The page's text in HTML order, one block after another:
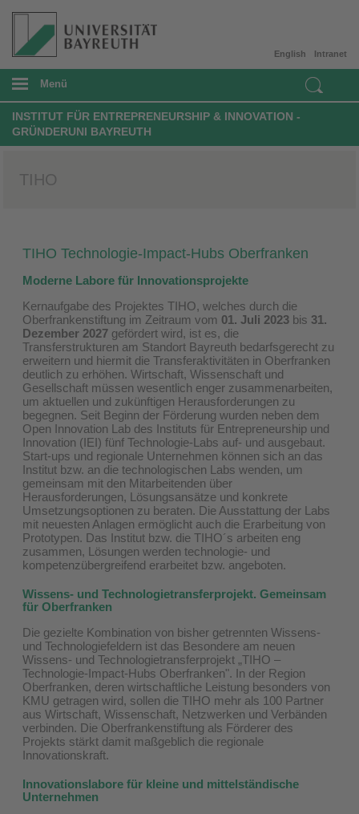
Intranet
English
Menü
INSTITUT FÜR ENTREPRENEURSHIP & INNOVATION -
GRÜNDERUNI BAYREUTH
TIHO
TIHO Technologie-Impact-Hubs Oberfranken
Moderne Labore für Innovationsprojekte
Kernaufgabe des Projektes TIHO, welches durch die
Oberfrankenstiftung im Zeitraum vom 01. Juli 2023 bis 31.
Dezember 2027 gefördert wird, ist es, die
Transferstrukturen am Standort Bayreuth bedarfsgerecht zu
erweitern und hiermit die Transferaktivitäten in Oberfranken
deutlich zu erhöhen. Wirtschaft, Wissenschaft und
Gesellschaft müssen wesentlich enger zusammenarbeiten,
um aktuellen und zukünftigen Herausforderungen zu
begegnen. Seit Beginn der Förderung wurden neben dem
Open Innovation Lab des Instituts für Entrepreneurship und
Innovation (IEI) fünf Technologie-Labs auf- und ausgebaut.
Start-ups und regionale Unternehmen können sich an das
Institut bzw. an die technologischen Labs wenden, um
gemeinsam mit den Mitarbeitenden über
Herausforderungen, Lösungsansätze und konkrete
Umsetzungsoptionen zu beraten. Die Ausstattung der Labs
mit neuesten Anlagen ermöglicht auch die Erarbeitung von
Prototypen. Das Institut bzw. die TIHO´s arbeiten eng
zusammen, Lösungen werden technologie- und
kompetenzübergreifend erarbeitet bzw. angeboten.
Wissens- und Technologietransferprojekt. Gemeinsam
für Oberfranken
Die gezielte Kombination von bisher getrennten Wissens-
und Technologiefeldern ist das Besondere am neuen
Wissens- und Technologietransferprojekt „TIHO –
Technologie-Impact-Hubs Oberfranken". In der Region
Oberfranken, deren wirtschaftliche Leistung besonders von
KMU getragen wird, sollen die TIHO mehr als 100 Partner
aus Wirtschaft, Wissenschaft, Netzwerken und Verbänden
verbinden. Die Oberfrankenstiftung als Förderer des
Projekts stärkt damit maßgeblich die regionale
Innovationskraft.
Innovationslabore für kleine und mittelständische
Unternehmen